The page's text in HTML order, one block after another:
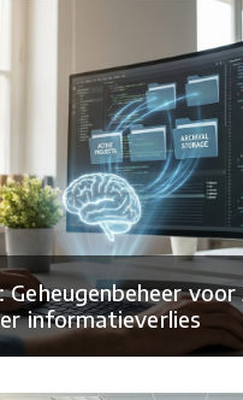
Geheugenbeheer
informatieverlies